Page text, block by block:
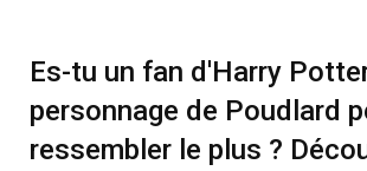
Es-tu un fan d'Harry
personnage de Poudlard
ressembler le plus ?